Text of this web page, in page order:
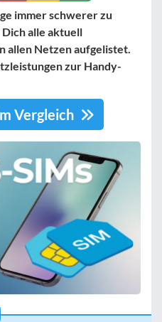
immer schwerer zu
alle aktuell
allen Netzen aufgelistet.
zur Handy-
Vergleich